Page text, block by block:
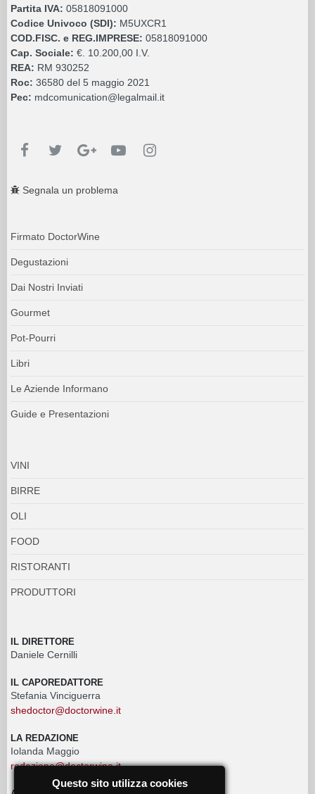
Partita IVA: 05818091000
Codice Univoco (SDI): M5UXCR1
COD.FISC. e REG.IMPRESE: 05818091000
Cap. Sociale: €. 10.200,00 I.V.
REA: RM 930252
Roc: 36580 del 5 maggio 2021
Pec: mdcomunication@legalmail.it
Segnala un problema
Firmato DoctorWine
Degustazioni
Dai Nostri Inviati
Gourmet
Pot-Pourri
Libri
Le Aziende Informano
Guide e Presentazioni
VINI
BIRRE
OLI
FOOD
RISTORANTI
PRODUTTORI
IL DIRETTORE
Daniele Cernilli
IL CAPOREDATTORE
Stefania Vinciguerra
shedoctor@doctorwine.it
LA REDAZIONE
Iolanda Maggio
redazione@doctorwine.it
Questo sito utilizza cookies